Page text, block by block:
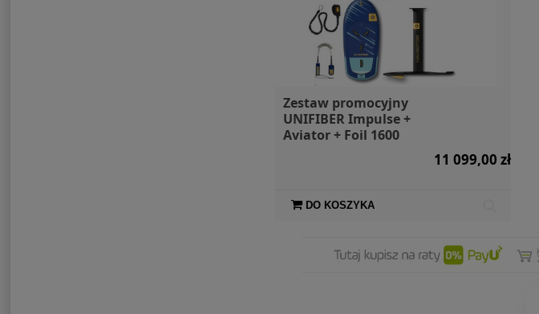
Zestaw promocyjny
UNIFIBER Impulse +
Aviator + Foil 1600
11 099,00 zł
DO KOSZYKA